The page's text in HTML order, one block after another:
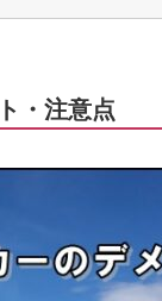
・注意点